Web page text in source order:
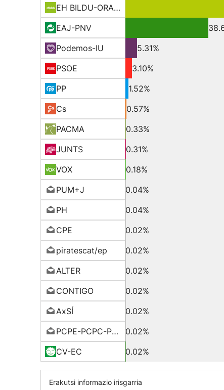
EH BILDU-ORAIN ERREP
EAJ-PNV
Podemos-IU
5.31%
PSOE
3.10%
PP
1.52%
Cs
0.57%
PACMA
0.33%
JUNTS
0.31%
VOX
0.18%
PUM+J
0.04%
PH
0.04%
CPE
0.02%
piratescat/ep
0.02%
ALTER
0.02%
CONTIGO
0.02%
AxSÍ
0.02%
PCPE-PCPC-PCPA
0.02%
CV-EC
0.02%
Erakutsi informazio irisgarria